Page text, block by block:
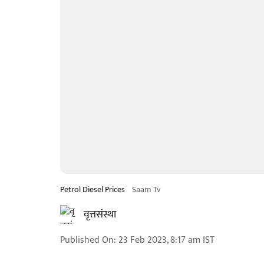
Petrol Diesel Prices Saam Tv
वृत्तसंस्था
Published On: 23 Feb 2023, 8:17 am IST